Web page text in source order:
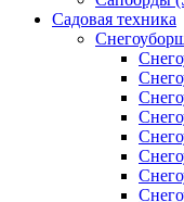
Садовая техника